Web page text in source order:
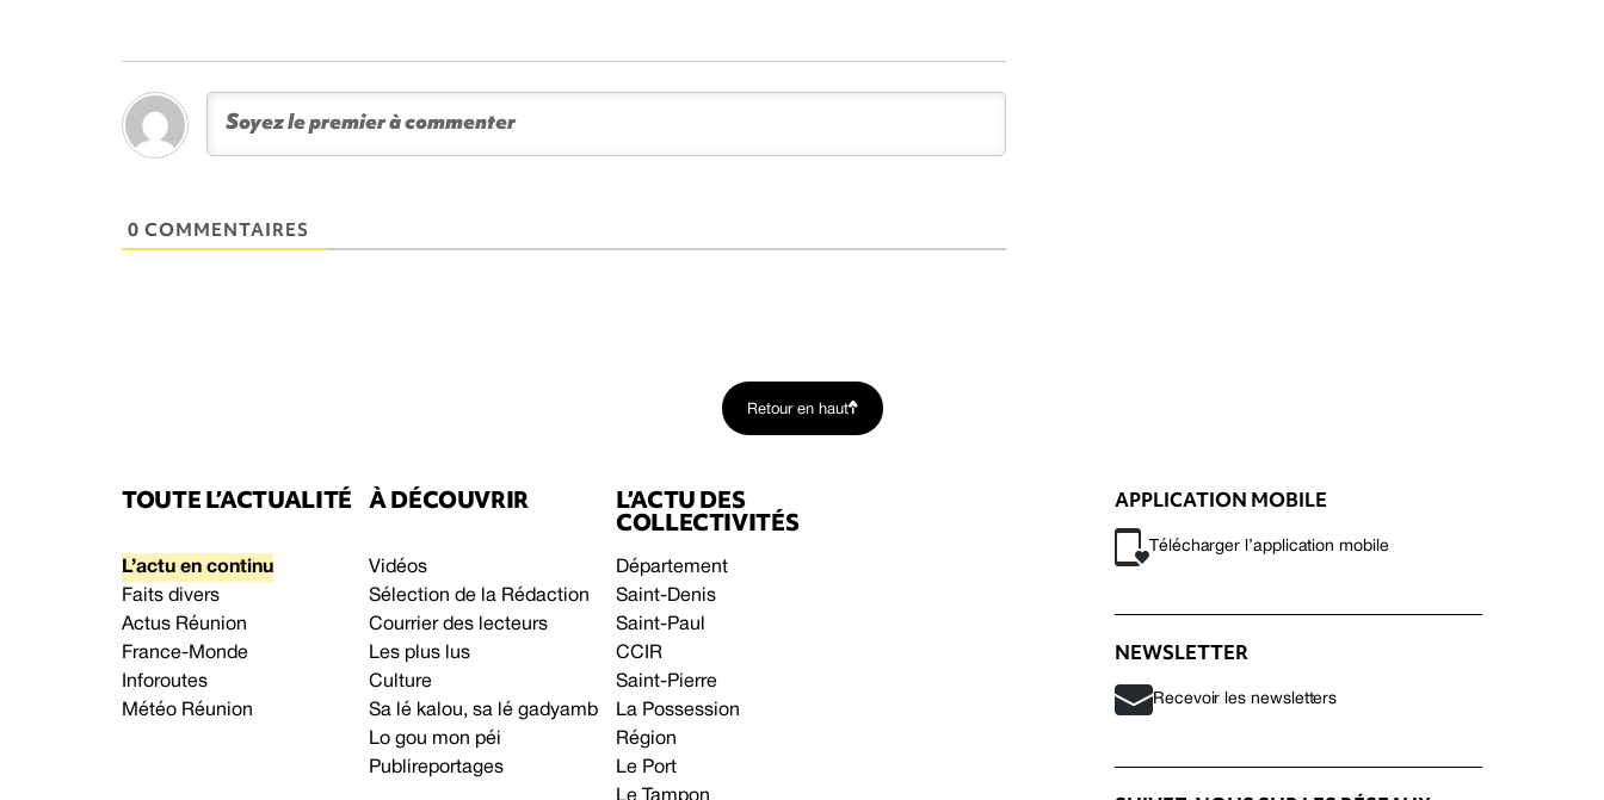
0 COMMENTAIRES
Retour en haut
TOUTE L’ACTUALITÉ
L’actu en continu
Faits divers
Actus Réunion
France-Monde
Inforoutes
Météo Réunion
À DÉCOUVRIR
Vidéos
Sélection de la Rédaction
Courrier des lecteurs
Les plus lus
Culture
Sa lé kalou, sa lé gadyamb
Lo gou mon péi
Publireportages
L’ACTU DES
COLLECTIVITÉS
Département
Saint-Denis
Saint-Paul
CCIR
Saint-Pierre
La Possession
Région
Le Port
Le Tampon
APPLICATION MOBILE
Télécharger l’application mobile
NEWSLETTER
Recevoir les newsletters